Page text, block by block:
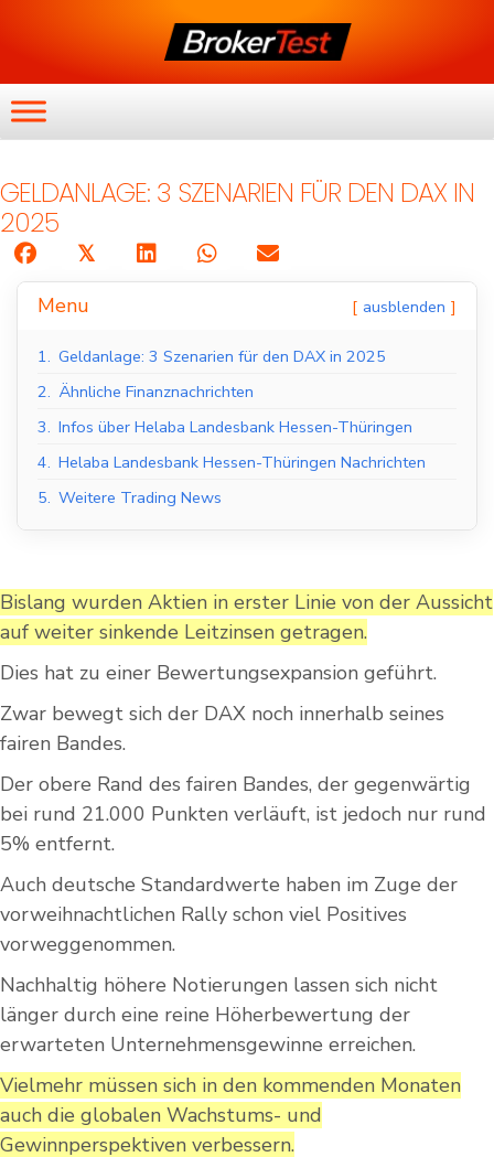
GELDANLAGE: 3 SZENARIEN FÜR DEN DAX IN
2025
𝕏
Menu ausblenden
1. Geldanlage: 3 Szenarien für den DAX in 2025
2. Ähnliche Finanznachrichten
3. Infos über Helaba Landesbank Hessen-Thüringen
4. Helaba Landesbank Hessen-Thüringen Nachrichten
5. Weitere Trading News
Bislang wurden Aktien in erster Linie von der Aussicht
auf weiter sinkende Leitzinsen getragen.
Dies hat zu einer Bewertungsexpansion geführt.
Zwar bewegt sich der DAX noch innerhalb seines
fairen Bandes.
Der obere Rand des fairen Bandes, der gegenwärtig
bei rund 21.000 Punkten verläuft, ist jedoch nur rund
5% entfernt.
Auch deutsche Standardwerte haben im Zuge der
vorweihnachtlichen Rally schon viel Positives
vorweggenommen.
Nachhaltig höhere Notierungen lassen sich nicht
länger durch eine reine Höherbewertung der
erwarteten Unternehmensgewinne erreichen.
Vielmehr müssen sich in den kommenden Monaten
auch die globalen Wachstums- und
Gewinnperspektiven verbessern.